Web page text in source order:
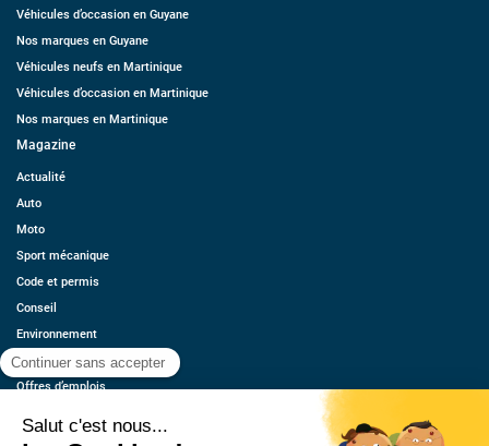
Véhicules d’occasion en Guyane
Nos marques en Guyane
Véhicules neufs en Martinique
Véhicules d’occasion en Martinique
Nos marques en Martinique
Magazine
Actualité
Auto
Moto
Sport mécanique
Code et permis
Conseil
Environnement
Économie
Offres d’emplois